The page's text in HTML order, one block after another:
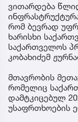
ვითარდება
რომ ბევრად
ხარისხი
საქართველოს
კობახიძემ
მთავრობის
რომელიც
დამტკიცებულ
უსაფრთხოების